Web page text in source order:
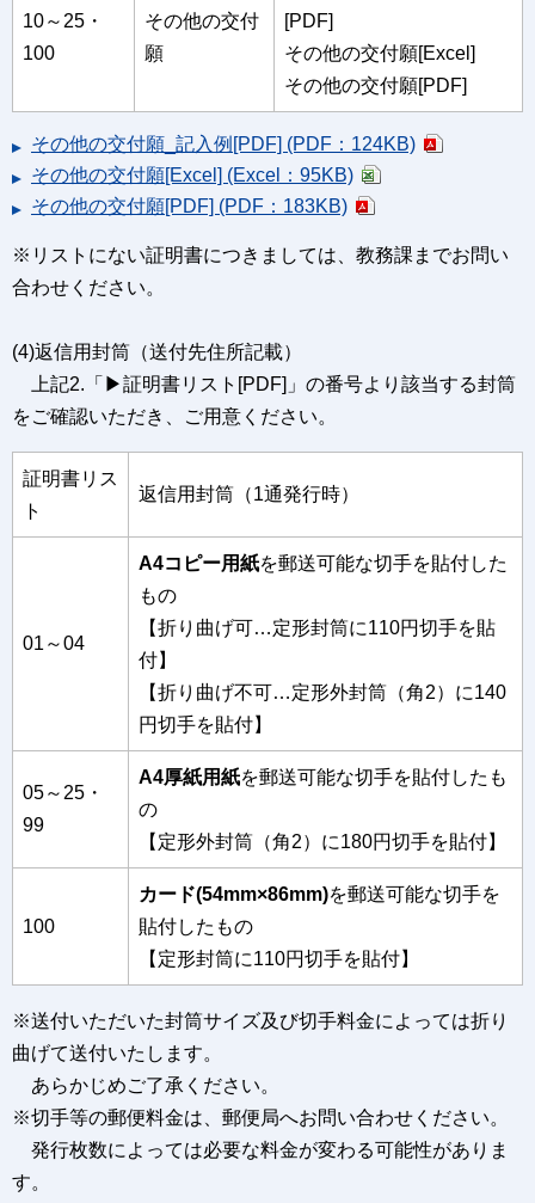
10～25・
100
その他の交付
願
[PDF]
その他の交付願[Excel]
その他の交付願[PDF]
その他の交付願_記入例[PDF] (PDF：124KB)
その他の交付願[Excel] (Excel：95KB)
その他の交付願[PDF] (PDF：183KB)
※リストにない証明書につきましては、教務課までお問い
合わせください。
(4)返信用封筒（送付先住所記載）
上記2.「▶証明書リスト[PDF]」の番号より該当する封筒
をご確認いただき、ご用意ください。
証明書リス
ト
返信用封筒（1通発行時）
01～04
A4コピー用紙を郵送可能な切手を貼付した
もの
【折り曲げ可…定形封筒に110円切手を貼
付】
【折り曲げ不可…定形外封筒（角2）に140
円切手を貼付】
05～25・
99
A4厚紙用紙を郵送可能な切手を貼付したも
の
【定形外封筒（角2）に180円切手を貼付】
100
カード(54mm×86mm)を郵送可能な切手を
貼付したもの
【定形封筒に110円切手を貼付】
※送付いただいた封筒サイズ及び切手料金によっては折り
曲げて送付いたします。
あらかじめご了承ください。
※切手等の郵便料金は、郵便局へお問い合わせください。
発行枚数によっては必要な料金が変わる可能性がありま
す。